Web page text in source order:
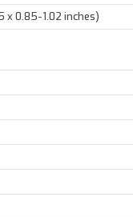
x 0.85-1.02 inches)